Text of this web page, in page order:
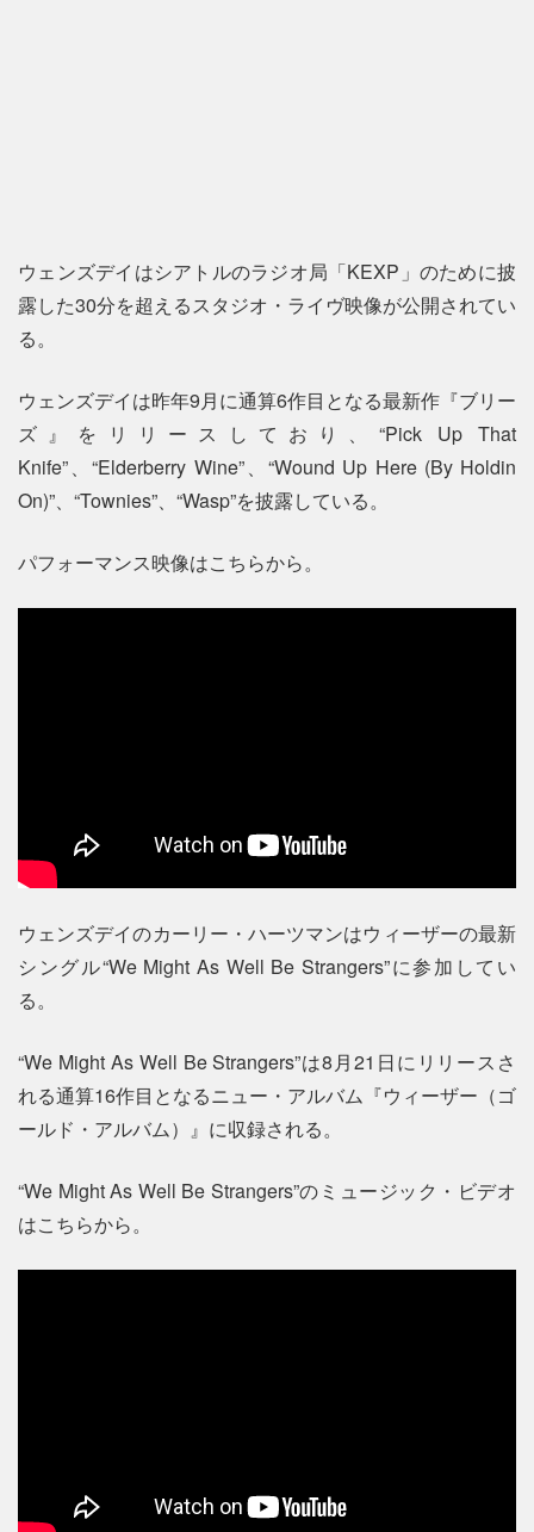
ウェンズデイはシアトルのラジオ局「KEXP」のために披
露した30分を超えるスタジオ・ライヴ映像が公開されてい
る。
ウェンズデイは昨年9月に通算6作目となる最新作『ブリー
ズ』をリリースしており、“Pick Up That
Knife”、“Elderberry Wine”、“Wound Up Here (By Holdin
On)”、“Townies”、“Wasp”を披露している。
パフォーマンス映像はこちらから。
ウェンズデイのカーリー・ハーツマンはウィーザーの最新
シングル“We Might As Well Be Strangers”に参加してい
る。
“We Might As Well Be Strangers”は8月21日にリリースさ
れる通算16作目となるニュー・アルバム『ウィーザー（ゴ
ールド・アルバム）』に収録される。
“We Might As Well Be Strangers”のミュージック・ビデオ
はこちらから。